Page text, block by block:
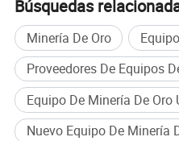
No. El tema
1 Alimentador de
2 trituradora de
Cinta transportadora
Búsquedas
Minería De Oro
Proveedores De Equipos
Equipo De Minería De Oro
Nuevo Equipo De Minería